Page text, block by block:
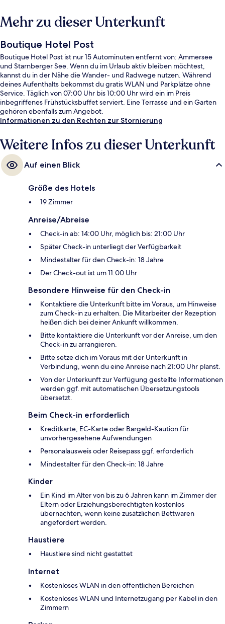
Mehr zu dieser Unterkunft
Boutique Hotel Post
Boutique Hotel Post ist nur 15 Autominuten entfernt von: Ammersee
und Starnberger See. Wenn du im Urlaub aktiv bleiben möchtest,
kannst du in der Nähe die Wander- und Radwege nutzen. Während
deines Aufenthalts bekommst du gratis WLAN und Parkplätze ohne
Service. Täglich von 07:00 Uhr bis 10:00 Uhr wird ein im Preis
inbegriffenes Frühstücksbuffet serviert. Eine Terrasse und ein Garten
gehören ebenfalls zum Angebot.
Informationen zu den Rechten zur Stornierung
Weitere Infos zu dieser Unterkunft
Auf einen Blick
Größe des Hotels
19 Zimmer
Anreise/Abreise
Check-in ab: 14:00 Uhr, möglich bis: 21:00 Uhr
Später Check-in unterliegt der Verfügbarkeit
Mindestalter für den Check-in: 18 Jahre
Der Check-out ist um 11:00 Uhr
Besondere Hinweise für den Check-in
Kontaktiere die Unterkunft bitte im Voraus, um Hinweise
zum Check-in zu erhalten. Die Mitarbeiter der Rezeption
heißen dich bei deiner Ankunft willkommen.
Bitte kontaktiere die Unterkunft vor der Anreise, um den
Check-in zu arrangieren.
Bitte setze dich im Voraus mit der Unterkunft in
Verbindung, wenn du eine Anreise nach 21:00 Uhr planst.
Von der Unterkunft zur Verfügung gestellte Informationen
werden ggf. mit automatischen Übersetzungstools
übersetzt.
Beim Check-in erforderlich
Kreditkarte, EC-Karte oder Bargeld-Kaution für
unvorhergesehene Aufwendungen
Personalausweis oder Reisepass ggf. erforderlich
Mindestalter für den Check-in: 18 Jahre
Kinder
Ein Kind im Alter von bis zu 6 Jahren kann im Zimmer der
Eltern oder Erziehungsberechtigten kostenlos
übernachten, wenn keine zusätzlichen Bettwaren
angefordert werden.
Haustiere
Haustiere sind nicht gestattet
Internet
Kostenloses WLAN in den öffentlichen Bereichen
Kostenloses WLAN und Internetzugang per Kabel in den
Zimmern